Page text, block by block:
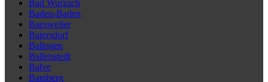
Bad Wurzach
Baden-Baden
Baesweiler
Baiersdorf
Balingen
Ballenstedt
Balve
Bamberg